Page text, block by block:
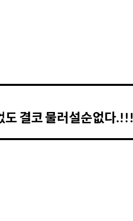
도 결코 물러설순없다.!!!